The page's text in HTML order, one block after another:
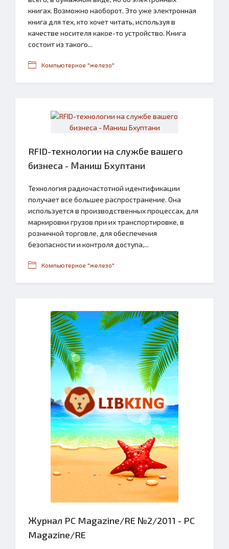
книгах. Возможно наоборот. Это уже электронная
книга для тех, кто хочет читать, используя в
качестве носителя какое-то устройство. Книга
состоит из такого...
Компьютерное "железо"
RFID-технологии на службе вашего
бизнеса - Маниш Бхуптани
Технология радиочастотной идентификации
получает все большее распространение. Она
используется в производственных процессах, для
маркировки грузов при их транспортировке, в
розничной торговле, для обеспечения
безопасности и контроля доступа,...
Компьютерное "железо"
Журнал PC Magazine/RE №2/2011 - PC
Magazine/RE